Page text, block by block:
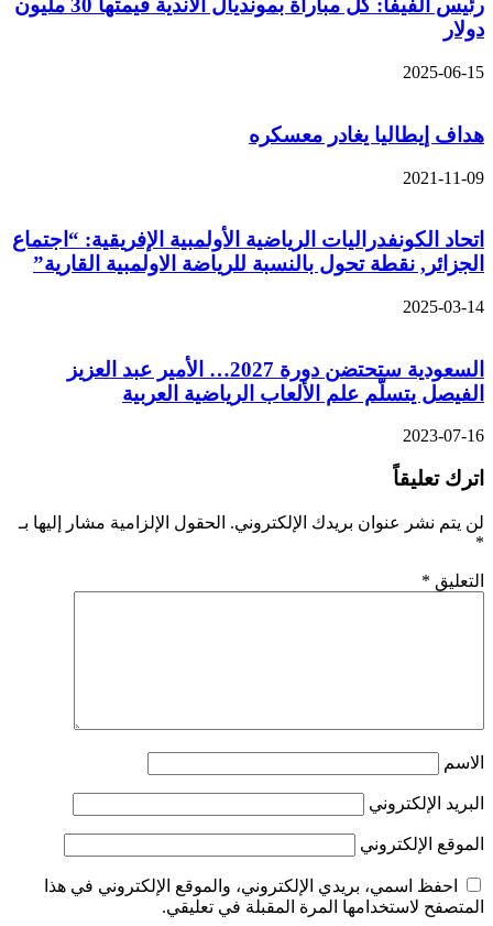
رئيس الفيفا: كل مباراة بمونديال الأندية قيمتها 30 مليون
دولار
2025-06-15
هداف إيطاليا يغادر معسكره
2021-11-09
اتحاد الكونفدراليات الرياضية الأولمبية الإفريقية: “اجتماع
الجزائر, نقطة تحول بالنسبة للرياضة الاولمبية القارية”
2025-03-14
السعودية ستحتضن دورة 2027… الأمير عبد العزيز
الفيصل يتسلّم علم الألعاب الرياضية العربية
2023-07-16
اترك تعليقاً
لن يتم نشر عنوان بريدك الإلكتروني. الحقول الإلزامية مشار إليها بـ
*
التعليق *
الاسم
البريد الإلكتروني
الموقع الإلكتروني
احفظ اسمي، بريدي الإلكتروني، والموقع الإلكتروني في هذا
المتصفح لاستخدامها المرة المقبلة في تعليقي.